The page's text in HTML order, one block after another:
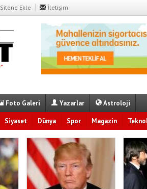
Sitene Ekle İletişim
Foto Galeri Yazarlar Astroloji
Siyaset Dünya Spor Magazin